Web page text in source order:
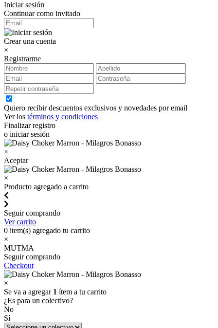
Iniciar sesión
Continuar como invitado
Crear una cuenta
×
Registrarme
Quiero recibir descuentos exclusivos y novedades por email
Ver los términos y condiciones
Finalizar registro
o iniciar sesión
×
Aceptar
×
Producto agregado a carrito
Seguir comprando
Ver carrito
0 item(s) agregado tu carrito
×
MUTMA
Seguir comprando
Checkout
×
Se va a agregar 1 ítem a tu carrito
¿Es para un colectivo?
No
Sí